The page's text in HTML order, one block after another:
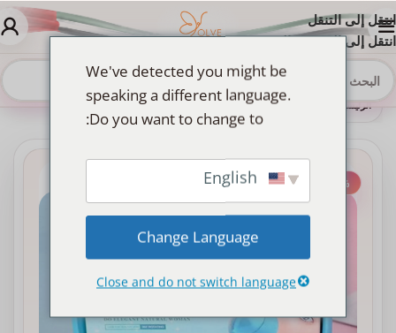
انتقل إلى التنقل
انتقل إلى المحتوى الرئيسي
الرئيسية
-30%
We've detected you might be
speaking a different language.
Do you want to change to:
Change Language
Close and do not switch language